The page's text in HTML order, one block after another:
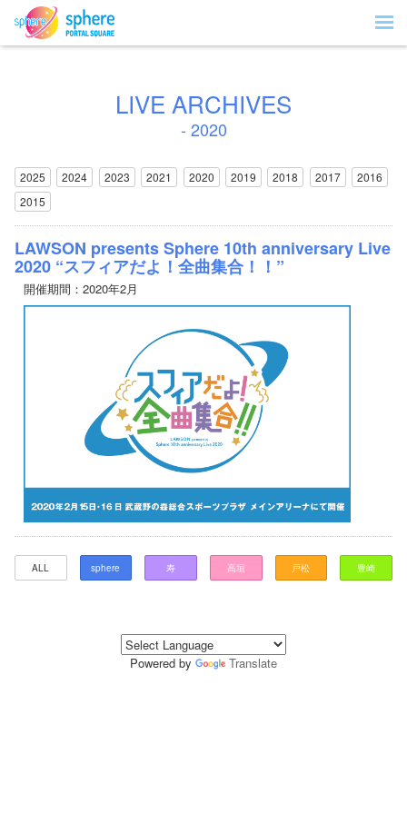
LIVE ARCHIVES
- 2020
2025 2024 2023 2021 2020 2019 2018 2017
2016
2015
LAWSON presents Sphere 10th anniversary Live
2020 “スフィアだよ！全曲集合！！”
開催期間：2020年2月
ALL sphere 寿 高垣 戸松 豊崎
Powered by Translate